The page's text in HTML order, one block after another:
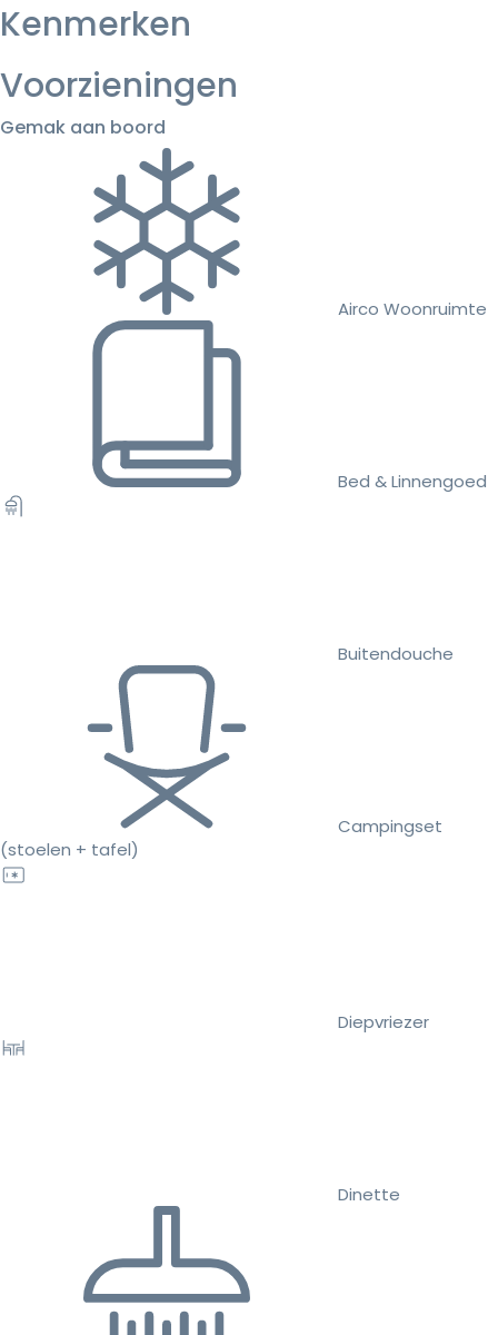
Kenmerken
Voorzieningen
Gemak aan boord
Airco Woonruimte
Bed & Linnengoed
Buitendouche
Campingset
(stoelen + tafel)
Diepvriezer
Dinette